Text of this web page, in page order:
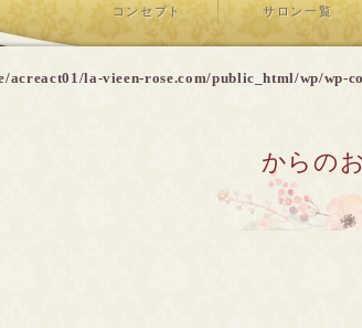
コンセプト サロン一覧
acreact01/la-vieen-rose.com/public_html/wp/wp-
からの